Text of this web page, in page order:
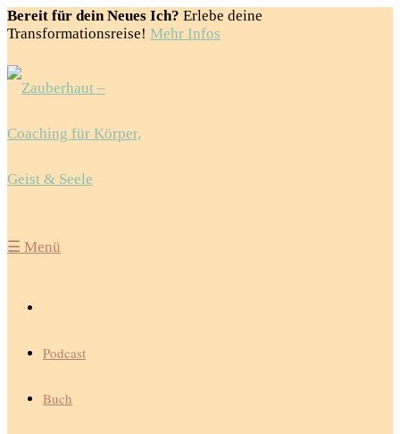
Bereit für dein Neues Ich? Erlebe deine
Transformationsreise! Mehr Infos
☰ Menü
Podcast
Buch